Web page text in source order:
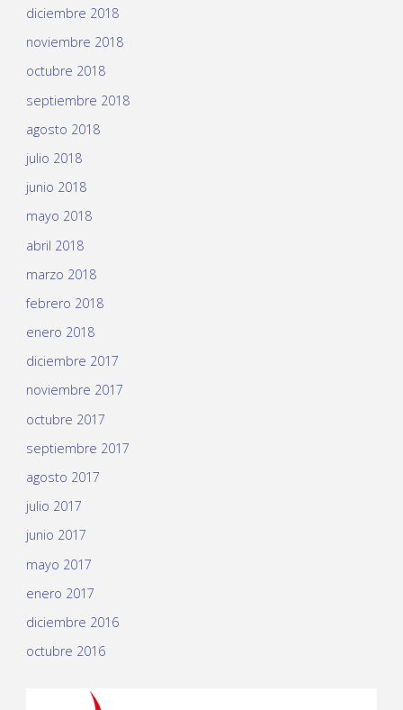
diciembre 2018
noviembre 2018
octubre 2018
septiembre 2018
agosto 2018
julio 2018
junio 2018
mayo 2018
abril 2018
marzo 2018
febrero 2018
enero 2018
diciembre 2017
noviembre 2017
octubre 2017
septiembre 2017
agosto 2017
julio 2017
junio 2017
mayo 2017
enero 2017
diciembre 2016
octubre 2016